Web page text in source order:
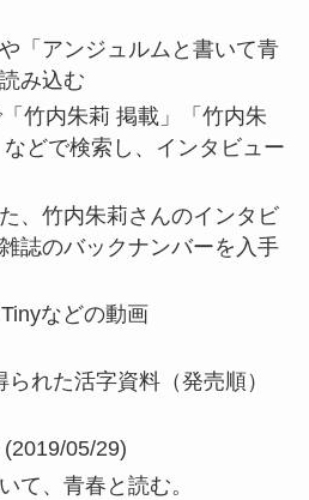
「アンジュルムと書いて青
み込む
竹内朱莉 掲載」「竹内朱
どで検索し、インタビュー
、竹内朱莉さんのインタビ
誌のバックナンバーを入手
などの動画
れた活字資料（発売順）
05/29)
て、青春と読む。